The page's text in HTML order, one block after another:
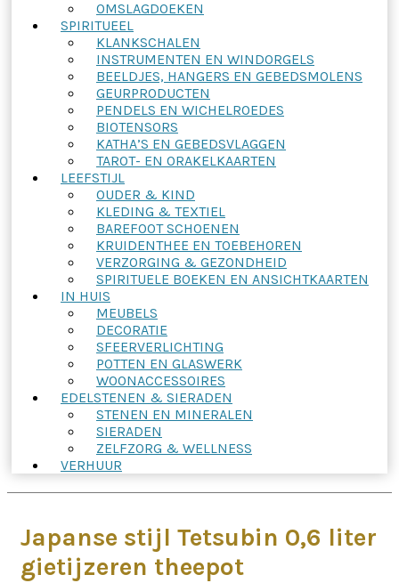
OMSLAGDOEKEN
SPIRITUEEL
KLANKSCHALEN
INSTRUMENTEN EN WINDORGELS
BEELDJES, HANGERS EN GEBEDSMOLENS
GEURPRODUCTEN
PENDELS EN WICHELROEDES
BIOTENSORS
KATHA’S EN GEBEDSVLAGGEN
TAROT- EN ORAKELKAARTEN
LEEFSTIJL
OUDER & KIND
KLEDING & TEXTIEL
BAREFOOT SCHOENEN
KRUIDENTHEE EN TOEBEHOREN
VERZORGING & GEZONDHEID
SPIRITUELE BOEKEN EN ANSICHTKAARTEN
IN HUIS
MEUBELS
DECORATIE
SFEERVERLICHTING
POTTEN EN GLASWERK
WOONACCESSOIRES
EDELSTENEN & SIERADEN
STENEN EN MINERALEN
SIERADEN
ZELFZORG & WELLNESS
VERHUUR
Japanse stijl Tetsubin 0,6 liter
gietijzeren theepot